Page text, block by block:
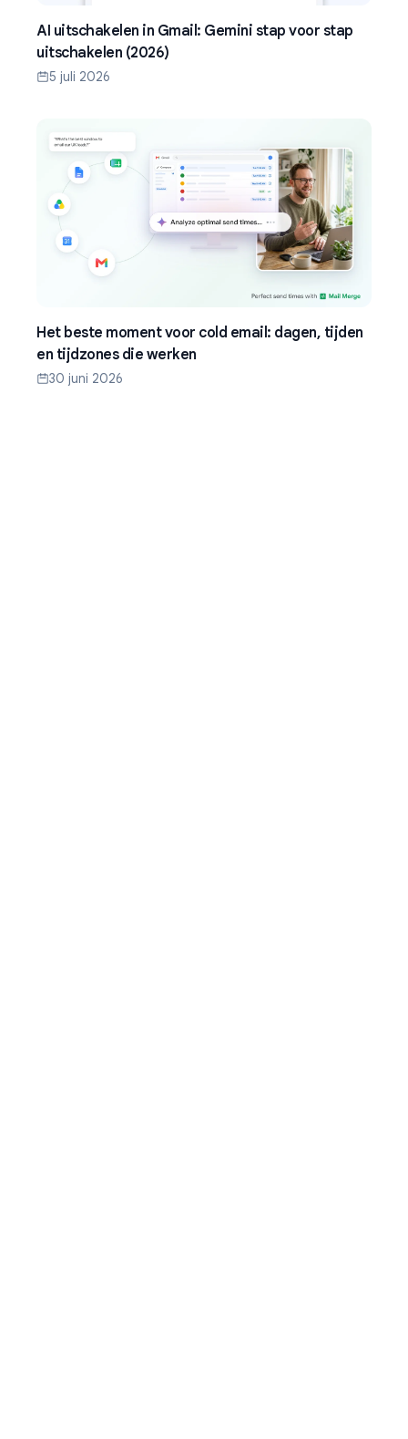
AI uitschakelen in Gmail: Gemini stap voor stap
uitschakelen (2026)
5 juli 2026
Het beste moment voor cold email: dagen, tijden
en tijdzones die werken
30 juni 2026